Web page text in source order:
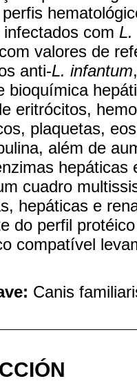
com L.
valores de
anti-L. infantum
bioquímica
eritrócitos,
plaquetas,
além de
cuadro
hepáticas e
do perfil
compatível
Canis